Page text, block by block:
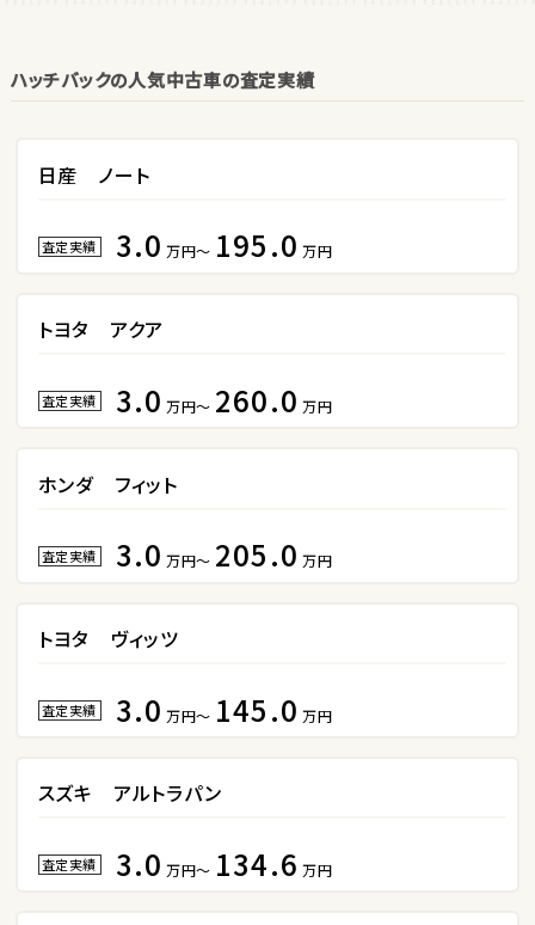
3位
ステーションワゴン
レガシィツーリングワゴン
カローラフィールダー
ミニバン・1ＢＯＸ
1 位
ハッチバックの人気中古車の査定実績
日産 ノート
査定実績 3.0 万円～ 195.0 万円
トヨタ アクア
査定実績 3.0 万円～ 260.0 万円
ホンダ フィット
査定実績 3.0 万円～ 205.0 万円
トヨタ ヴィッツ
査定実績 3.0 万円～ 145.0 万円
スズキ アルトラパン
査定実績 3.0 万円～ 134.6 万円